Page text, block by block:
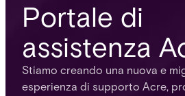
Portale di
assistenza
Stiamo creando una nuova e
esperienza di supporto Acre,